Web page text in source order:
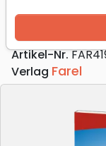
étude
Autor : Myrna
Artikel-Nr.
Verlag Farel